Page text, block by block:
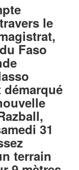
le
Faso
démarqué
31
terrain